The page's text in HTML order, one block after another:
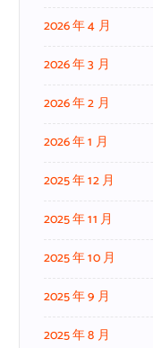
2026 年 4 月
2026 年 3 月
2026 年 2 月
2026 年 1 月
2025 年 12 月
2025 年 11 月
2025 年 10 月
2025 年 9 月
2025 年 8 月